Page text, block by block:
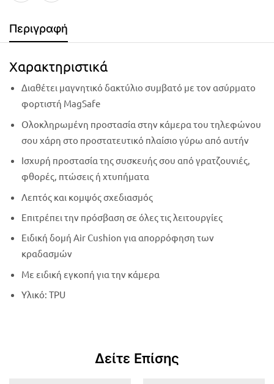
Περιγραφή
Χαρακτηριστικά
Διαθέτει μαγνητικό δακτύλιο συμβατό με τον ασύρματο
φορτιστή MagSafe
Ολοκληρωμένη προστασία στην κάμερα του τηλεφώνου
σου χάρη στο προστατευτικό πλαίσιο γύρω από αυτήν
Ισχυρή προστασία της συσκευής σου από γρατζουνιές,
φθορές, πτώσεις ή χτυπήματα
Λεπτός και κομψός σχεδιασμός
Επιτρέπει την πρόσβαση σε όλες τις λειτουργίες
Ειδική δομή Air Cushion για απορρόφηση των
κραδασμών
Με ειδική εγκοπή για την κάμερα
Υλικό: TPU
Δείτε Επίσης